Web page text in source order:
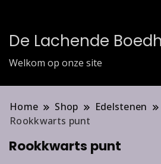
De Lachende
Welkom op onze site
Home Shop Edelstenen
Rookkwarts punt
Rookkwarts punt